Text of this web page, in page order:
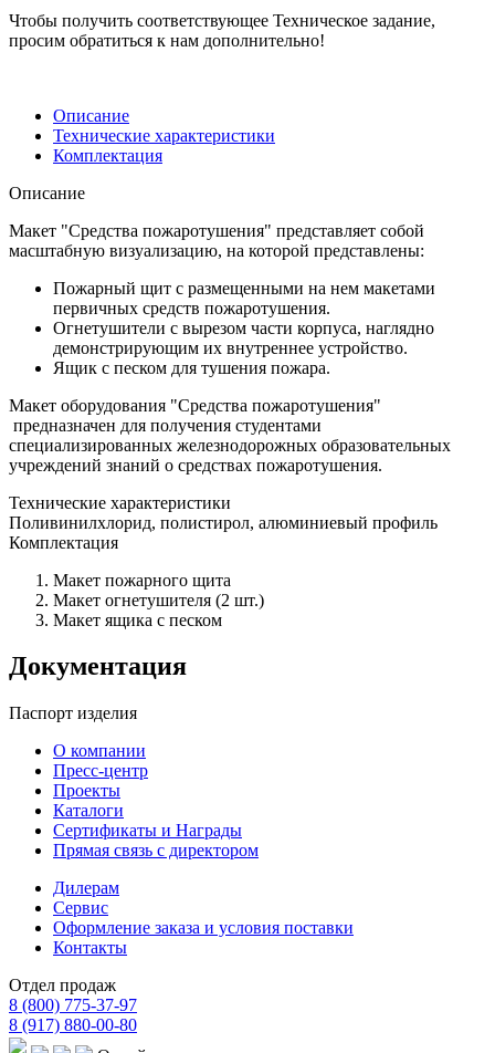
Чтобы получить соответствующее Техническое задание,
просим обратиться к нам дополнительно!
Описание
Технические характеристики
Комплектация
Описание
Макет "Средства пожаротушения" представляет собой
масштабную визуализацию, на которой представлены:
Пожарный щит с размещенными на нем макетами
первичных средств пожаротушения.
Огнетушители с вырезом части корпуса, наглядно
демонстрирующим их внутреннее устройство.
Ящик с песком для тушения пожара.
Макет оборудования "Средства пожаротушения"
предназначен для получения студентами
специализированных железнодорожных образовательных
учреждений знаний о средствах пожаротушения.
Технические характеристики
Поливинилхлорид, полистирол, алюминиевый профиль
Комплектация
Макет пожарного щита
Макет огнетушителя (2 шт.)
Макет ящика с песком
Документация
Паспорт изделия
О компании
Пресс-центр
Проекты
Каталоги
Сертификаты и Награды
Прямая связь с директором
Дилерам
Сервис
Оформление заказа и условия поставки
Контакты
Отдел продаж
8 (800) 775-37-97
8 (917) 880-00-80